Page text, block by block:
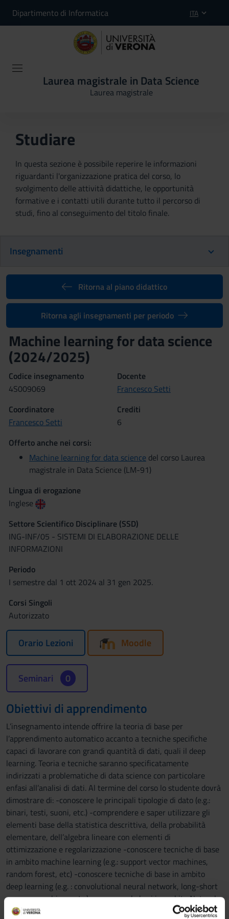
Dipartimento di Informatica ITA
Laurea magistrale in Data Science
Laurea magistrale
Studiare
In questa sezione è possibile reperire le informazioni
riguardanti l'organizzazione pratica del corso, lo
svolgimento delle attività didattiche, le opportunità
formative e i contatti utili durante tutto il percorso di
studi, fino al conseguimento del titolo finale.
Insegnamenti
Ritorna al piano didattico
Ritorna agli insegnamenti per periodo
Machine learning for data science
(2024/2025)
Codice insegnamento
4S009069
Docente
Francesco Setti
Coordinatore
Francesco Setti
Crediti
6
Offerto anche nei corsi:
Machine learning for data science del corso Laurea
magistrale in Data Science (LM-91)
Lingua di erogazione
Inglese
Settore Scientifico Disciplinare (SSD)
ING-INF/05 - SISTEMI DI ELABORAZIONE DELLE
INFORMAZIONI
Periodo
I semestre dal 1 ott 2024 al 31 gen 2025.
Corsi Singoli
Autorizzato
Orario Lezioni Moodle
Seminari 0
Obiettivi di apprendimento
L’insegnamento intende offrire la teoria di base per
l’apprendimento automatico accanto a tecniche specifiche
capaci di lavorare con grandi quantità di dati, quali il deep
learning. Teoria e tecniche saranno specificatamente
indirizzati a problematiche di data science con particolare
enfasi all’analisi di dati. Al termine del corso lo studente dovrà
dimostrare di: -conoscere le principali tipologie di dato (e.g.:
binari, testi, suoni, etc.) -comprendere e saper utilizzare gli
elementi base della statistica descrittiva, della probabilità
elementare, dell’algebra lineare con elementi di
ottimizzazione e regolarizzazione -conoscere tecniche di base
in ambito machine learning (e.g.: support vector machines,
random forest, etc) -conoscere tecniche di base in ambito
deep learning (e.g. : convolutional neural network, long-short
memory machines, etc.) -conoscere le basi in ambito Natural
Language Processing per, e.g., sentiment analysis -avere basi